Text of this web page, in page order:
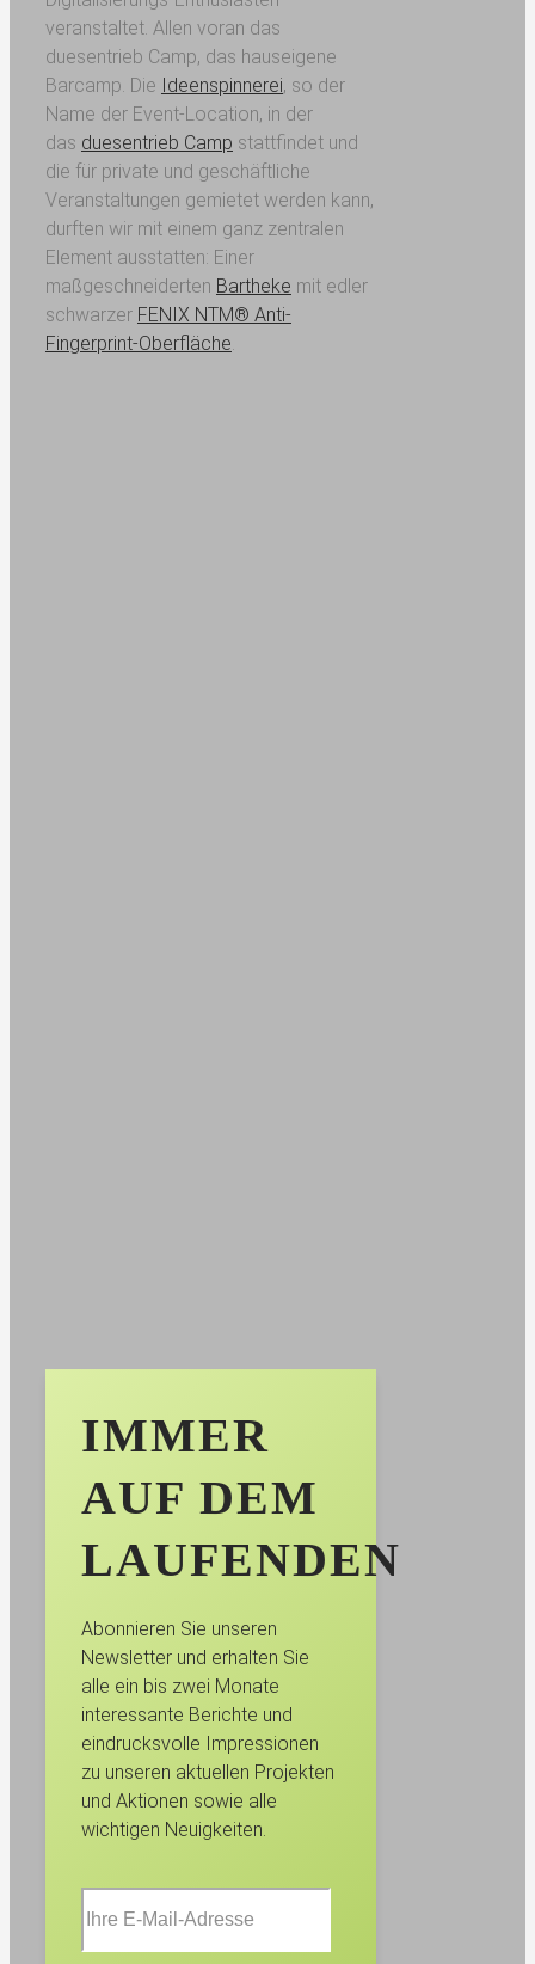
veranstaltet. Allen voran das
duesentrieb Camp, das hauseigene
Barcamp. Die Ideenspinnerei, so der
Name der Event-Location, in der
das duesentrieb Camp stattfindet und
die für private und geschäftliche
Veranstaltungen gemietet werden kann,
durften wir mit einem ganz zentralen
Element ausstatten: Einer
maßgeschneiderten Bartheke mit edler
schwarzer FENIX NTM® Anti-
Fingerprint-Oberfläche.
IMMER
AUF DEM
LAUFENDEN
Abonnieren Sie unseren
Newsletter und erhalten Sie
alle ein bis zwei Monate
interessante Berichte und
eindrucksvolle Impressionen
zu unseren aktuellen Projekten
und Aktionen sowie alle
wichtigen Neuigkeiten.